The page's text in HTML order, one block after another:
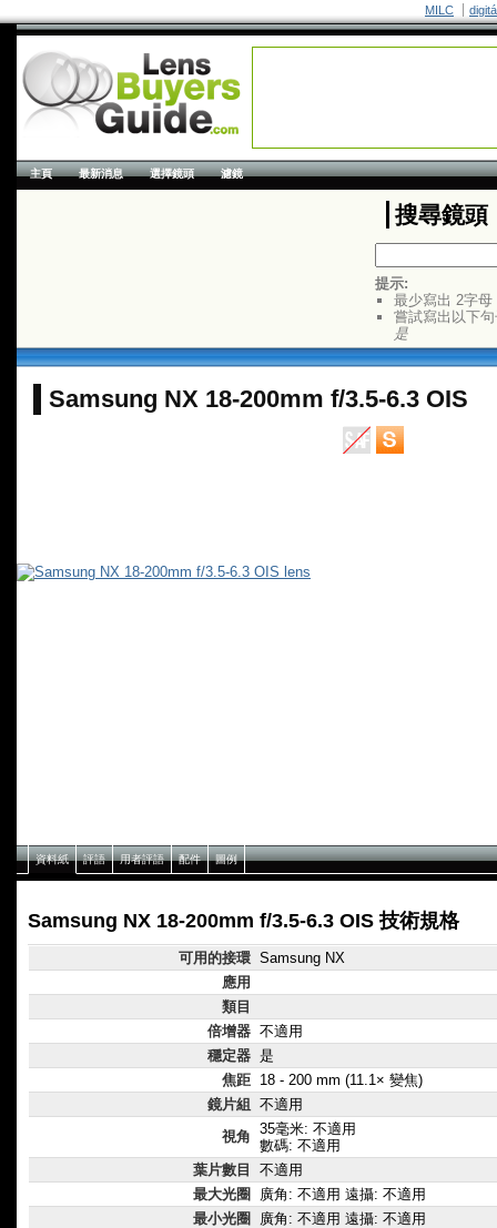
MILC
主頁 最新消息 選擇鏡頭 濾鏡
搜尋鏡頭
提示:
最少寫出 2字母
嘗試寫出以下
是
Samsung NX 18-200mm f/3.5-6.3 OIS
資料紙 評語 用者評語 配件 圖例
Samsung NX 18-200mm f/3.5-6.3 OIS 技術規格
可用的接環 Samsung NX
應用
類目
倍增器 不適用
穩定器 是
焦距 18 - 200 mm (11.1× 變焦)
鏡片組
不適用
視角 35毫米: 不適用
數碼: 不適用
葉片數目
不適用
最大光圈
廣角: 不適用 遠攝: 不適用
最小光圈
廣角: 不適用 遠攝: 不適用